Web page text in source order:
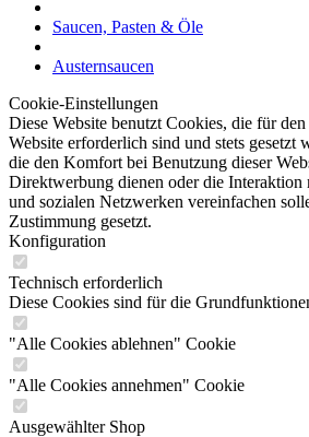
Saucen, Pasten & Öle
Austernsaucen
Cookie-Einstellungen
Diese Website benutzt Cookies, die für
Website erforderlich sind und stets gesetzt
die den Komfort bei Benutzung dieser
Direktwerbung dienen oder die Interaktion
und sozialen Netzwerken vereinfachen
Zustimmung gesetzt.
Konfiguration
Technisch erforderlich
Diese Cookies sind für die
"Alle Cookies ablehnen" Cookie
"Alle Cookies annehmen" Cookie
Ausgewählter Shop